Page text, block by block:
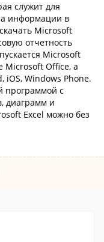
служит для
информации в
Microsoft
отчетность
Microsoft
Microsoft Office, а
iOS, Windows Phone.
программой с
диаграмм и
Excel можно без